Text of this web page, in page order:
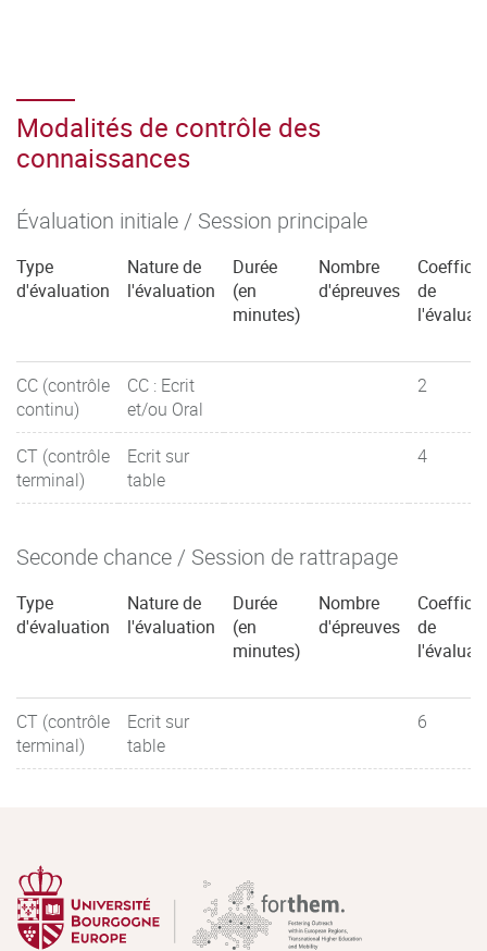
Modalités de contrôle des
connaissances
Évaluation initiale / Session principale
Type
d'évaluation
Nature de
l'évaluation
Durée
(en
minutes)
Nombre
d'épreuves
de
CC (contrôle
continu)
CC : Ecrit
et/ou Oral
2
CT (contrôle
terminal)
Ecrit sur
table
4
Seconde chance / Session de rattrapage
Type
d'évaluation
Nature de
l'évaluation
Durée
(en
minutes)
Nombre
d'épreuves
de
CT (contrôle
terminal)
Ecrit sur
table
6